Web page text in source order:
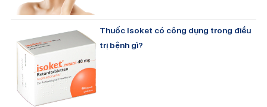
Thuốc Isoket có công dụng trong điều
trị bệnh gì?